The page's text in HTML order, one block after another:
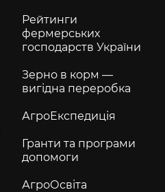
Рейтинги
фермерських
господарств України
Зерно в корм —
вигідна переробка
АгроЕкспедиція
Гранти та програми
допомоги
АгроОсвіта